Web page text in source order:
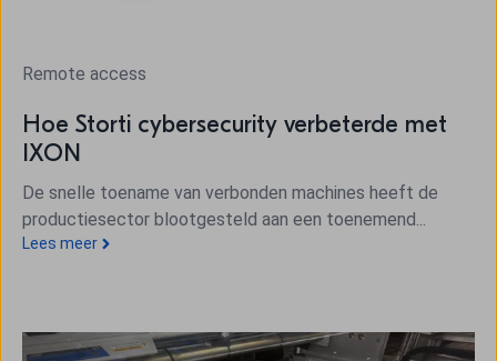
Remote access
Hoe Storti cybersecurity verbeterde met
IXON
De snelle toename van verbonden machines heeft de
productiesector blootgesteld aan een toenemend...
Lees meer